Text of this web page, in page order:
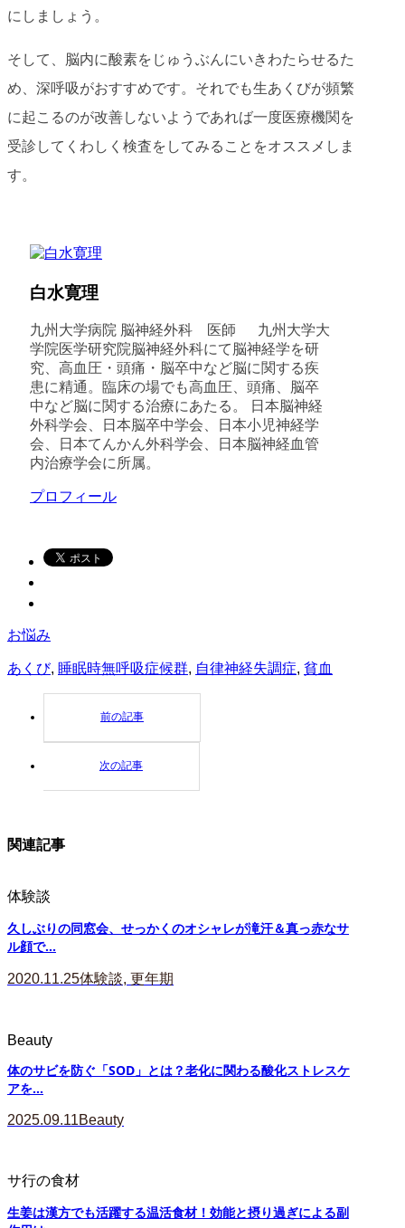
にしましょう。
そして、脳内に酸素をじゅうぶんにいきわたらせるた
め、深呼吸がおすすめです。それでも生あくびが頻繁
に起こるのが改善しないようであれば一度医療機関を
受診してくわしく検査をしてみることをオススメしま
す。
白水寛理
九州大学病院 脳神経外科 医師 九州大学大
学院医学研究院脳神経外科にて脳神経学を研
究、高血圧・頭痛・脳卒中など脳に関する疾
患に精通。臨床の場でも高血圧、頭痛、脳卒
中など脳に関する治療にあたる。 日本脳神経
外科学会、日本脳卒中学会、日本小児神経学
会、日本てんかん外科学会、日本脳神経血管
内治療学会に所属。
プロフィール
お悩み
あくび, 睡眠時無呼吸症候群, 自律神経失調症, 貧血
関連記事
体験談
久しぶりの同窓会、せっかくのオシャレが滝汗＆真っ赤なサ
ル顔で...
2020.11.25体験談, 更年期
Beauty
体のサビを防ぐ「SOD」とは？老化に関わる酸化ストレスケ
アを...
2025.09.11Beauty
サ行の食材
生姜は漢方でも活躍する温活食材！効能と摂り過ぎによる副